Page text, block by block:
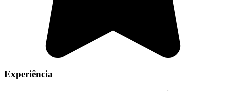
Experiência